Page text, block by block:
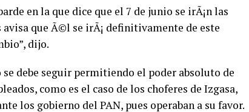
en la que dice que el 7 de junio se irÃ¡n las
avisa que Ã©l se irÃ¡ definitivamente de este
dijo.
debe seguir permitiendo el poder absoluto de
como es el caso de los choferes de Izgasa,
los gobierno del PAN, pues operaban a su favor.